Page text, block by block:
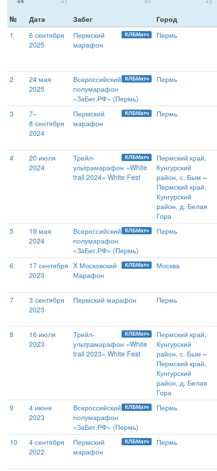
№ Дата Забег
Город
1
6 сентября
2025
КЛБМатч
Пермский
марафон
Пермь
2
24 мая
2025
КЛБМатч
Всероссийский
полумарафон
«ЗаБег.РФ» (Пермь)
Пермь
3
7–
8 сентября
2024
КЛБМатч
Пермский
марафон
Пермь
4
20 июля
2024
КЛБМатч
Трейл-
ультрамарафон «White
trail 2024» White Fest
Пермский край,
Кунгурский
район, с. Бым –
Пермский край,
Кунгурский
район, д. Белая
Гора
5
19 мая
2024
КЛБМатч
Всероссийский
полумарафон
«ЗаБег.РФ» (Пермь)
Пермь
6
17 сентября
2023
КЛБМатч
X Московский
Марафон
Москва
7
3 сентября
2023
Пермский марафон Пермь
8
16 июля
2023
КЛБМатч
Трейл-
ультрамарафон «White
trail 2023» White Fest
Пермский край,
Кунгурский
район, с. Бым –
Пермский край,
Кунгурский
район, д. Белая
Гора
9
4 июня
2023
КЛБМатч
Всероссийский
полумарафон
«ЗаБег.РФ» (Пермь)
Пермь
10
4 сентября
2022
КЛБМатч
Пермский
марафон
Пермь